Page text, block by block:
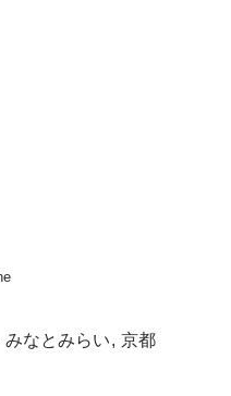
みなとみらい
京都